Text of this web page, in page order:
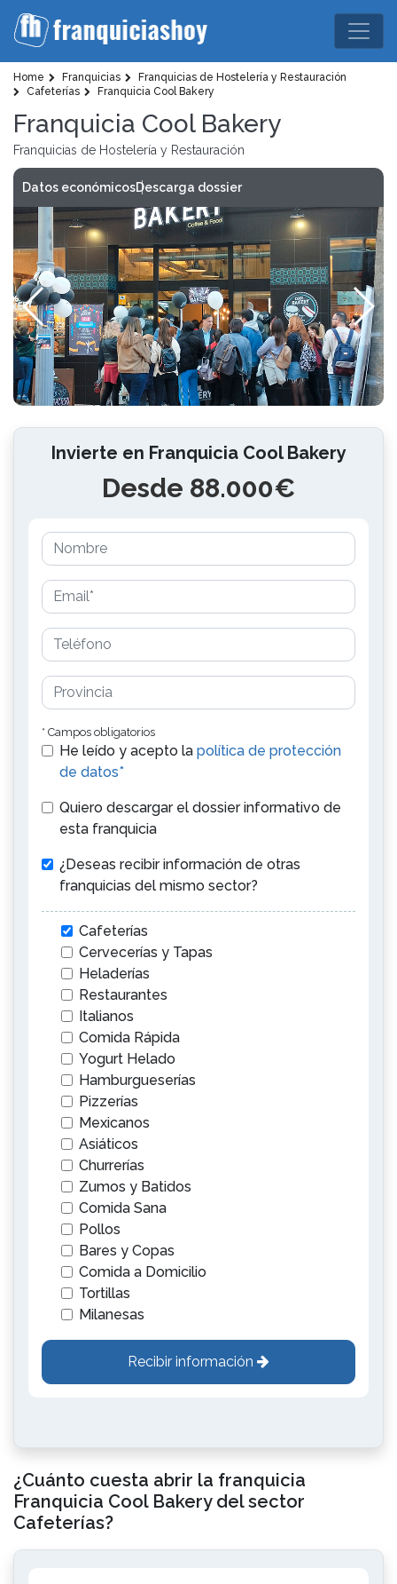
Home Franquicias
Franquicias de Hostelería y Restauración
Cafeterías
Franquicia Cool Bakery
Franquicia Cool Bakery
Franquicias de Hostelería y Restauración
Datos económicosDescarga dossier
Invierte en Franquicia Cool Bakery
Desde 88.000€
* Campos obligatorios
He leído y acepto la política de protección
de datos*
Quiero descargar el dossier informativo de
esta franquicia
¿Deseas recibir información de otras
franquicias del mismo sector?
Cafeterías
Cervecerías y Tapas
Heladerías
Restaurantes
Italianos
Comida Rápida
Yogurt Helado
Hamburgueserías
Pizzerías
Mexicanos
Asiáticos
Churrerías
Zumos y Batidos
Comida Sana
Pollos
Bares y Copas
Comida a Domicilio
Tortillas
Milanesas
Recibir información
¿Cuánto cuesta abrir la franquicia
Franquicia Cool Bakery del sector
Cafeterías?